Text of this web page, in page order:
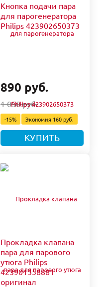
Кнопка подачи пара
для парогенератора
Philips 423902650373
890 руб.
1 050 руб.
-15% Экономия 160 руб.
КУПИТЬ
Прокладка клапана
пара для парового
утюга Philips
423901558881
оригинал